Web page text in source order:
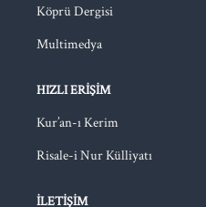
Köprü Dergisi
Multimedya
HIZLI ERIŞIM
Kur’an-ı Kerim
Risale-i Nur Külliyatı
İLETIŞIM